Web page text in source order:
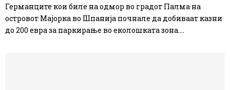
Германците кои биле на одмор во градот Палма на
островот Мајорка во Шпанија почнале да добиваат казни
до 200 евра за паркирање во еколошката зона....